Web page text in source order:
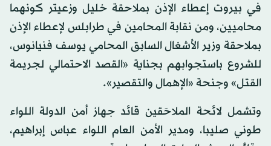
في بيروت إعطاء الإذن بملاحقة خليل وزعيتر كونهما
محاميين، ومن نقابة المحامين في طرابلس لإعطاء الإذن
بملاحقة وزير الأشغال السابق المحامي يوسف فنيانوس،
للشروع باستجوابهم بجناية «القصد الاحتمالي لجريمة
القتل» وجنحة «الإهمال والتقصير».
وتشمل لائحة الملاحَقين قائد جهاز أمن الدولة اللواء
طوني صليبا، ومدير الأمن العام اللواء عباس إبراهيم،